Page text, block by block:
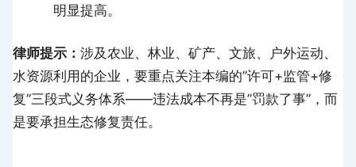
明显提高。
律师提示： 涉及农业、林业、矿产、文旅、户外运动、
水资源利用的企业，要重点关注本编的”许可+监管+修
复”三段式义务体系——违法成本不再是”罚款了事”，而
是要承担生态修复责任。